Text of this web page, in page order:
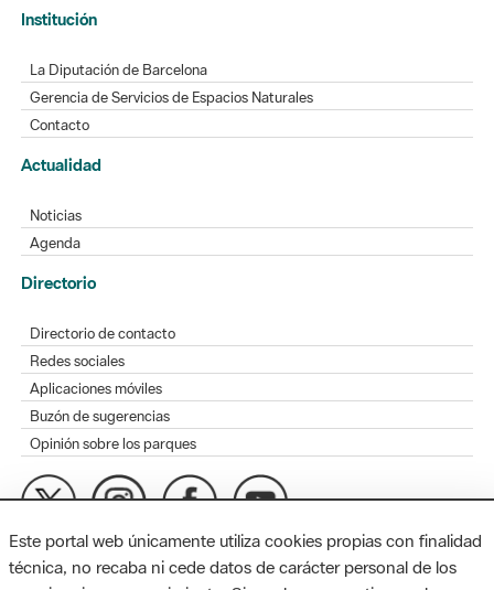
Institución
La Diputación de Barcelona
Gerencia de Servicios de Espacios Naturales
Contacto
Actualidad
Noticias
Agenda
Directorio
Directorio de contacto
Redes sociales
Aplicaciones móviles
Buzón de sugerencias
Opinión sobre los parques
MAPA WEB AVISO LEGAL ACCESIBILIDAD
Este portal web únicamente utiliza cookies propias con finalidad
técnica, no recaba ni cede datos de carácter personal de los